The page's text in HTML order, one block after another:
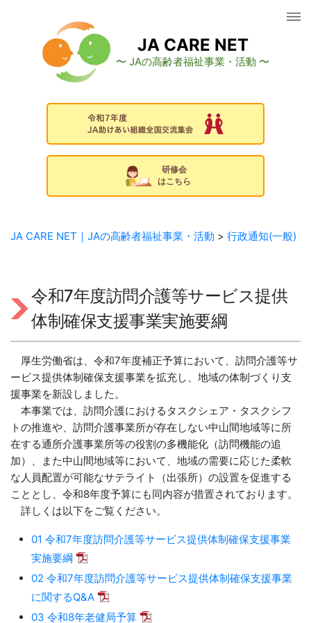
JA CARE NET
〜 JAの高齢者福祉事業・活動 〜
研修会
はこちら
JA CARE NET｜JAの高齢者福祉事業・活動 > 行政通知(一般)
令和7年度訪問介護等サービス提供
体制確保支援事業実施要綱
厚生労働省は、令和7年度補正予算において、訪問介護等サ
ービス提供体制確保支援事業を拡充し、地域の体制づくり支
援事業を新設しました。
本事業では、訪問介護におけるタスクシェア・タスクシフ
トの推進や、訪問介護事業所が存在しない中山間地域等に所
在する通所介護事業所等の役割の多機能化（訪問機能の追
加）、また中山間地域等において、地域の需要に応じた柔軟
な人員配置が可能なサテライト（出張所）の設置を促進する
こととし、令和8年度予算にも同内容が措置されております。
詳しくは以下をご覧ください。
01 令和7年度訪問介護等サービス提供体制確保支援事業
実施要綱
02 令和7年度訪問介護等サービス提供体制確保支援事業
に関するQ&A
03 令和8年老健局予算